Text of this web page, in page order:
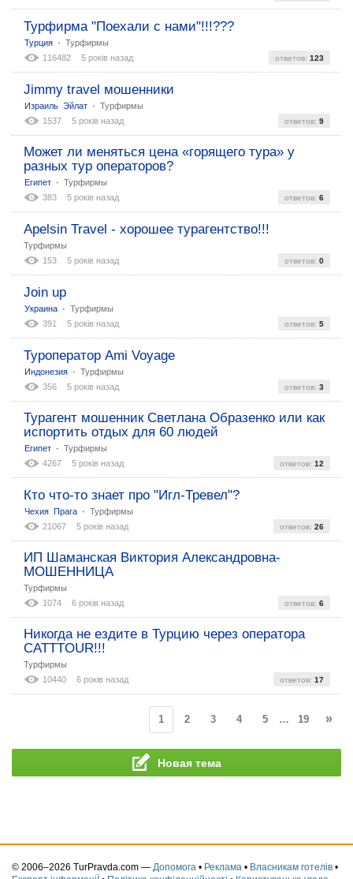
Турфирма "Поехали с нами"!!!???
Турция Турфирмы
ответов: 123
116482 5 років назад
Jimmy travel мошенники
Израиль Эйлат Турфирмы
ответов: 9
1537 5 років назад
Может ли меняться цена «горящего тура» у
разных тур операторов?
Египет Турфирмы
ответов: 6
383 5 років назад
Apelsin Travel - хорошее турагентство!!!
Турфирмы
ответов: 0
153 5 років назад
Join up
Украина Турфирмы
ответов: 5
391 5 років назад
Туроператор Ami Voyage
Индонезия Турфирмы
ответов: 3
356 5 років назад
Турагент мошенник Светлана Образенко или как
испортить отдых для 60 людей
Египет Турфирмы
ответов: 12
4267 5 років назад
Кто что-то знает про "Игл-Тревел"?
Чехия Прага Турфирмы
ответов: 26
21067 5 років назад
ИП Шаманская Виктория Александровна-
МОШЕННИЦА
Турфирмы
ответов: 6
1074 6 років назад
Никогда не ездите в Турцию через оператора
CATTTOUR!!!
Турфирмы
ответов: 17
10440 6 років назад
1 2 3 4 5 … 19 »
Новая тема
© 2006–2026 TurPravda.com — Допомога • Реклама • Власникам готелів •